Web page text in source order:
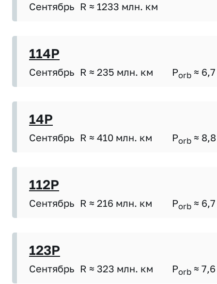
Сентябрь R ≈ 1233 млн. км
114P
Сентябрь R ≈ 235 млн. км Porb ≈ 6,7
14P
Сентябрь R ≈ 410 млн. км Porb ≈ 8,8
112P
Сентябрь R ≈ 216 млн. км Porb ≈ 6,7
123P
Сентябрь R ≈ 323 млн. км Porb ≈ 7,6